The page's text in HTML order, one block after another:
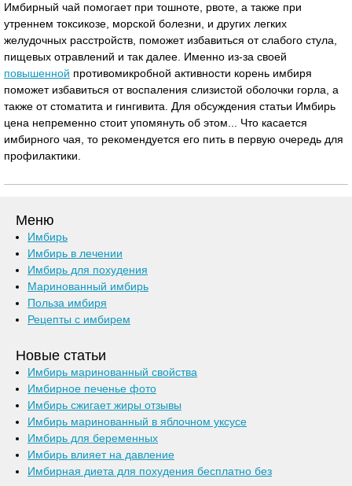
Имбирный чай помогает при тошноте, рвоте, а также при
утреннем токсикозе, морской болезни, и других легких
желудочных расстройств, поможет избавиться от слабого стула,
пищевых отравлений и так далее. Именно из-за своей
повышенной противомикробной активности корень имбиря
поможет избавиться от воспаления слизистой оболочки горла, а
также от стоматита и гингивита. Для обсуждения статьи Имбирь
цена непременно стоит упомянуть об этом... Что касается
имбирного чая, то рекомендуется его пить в первую очередь для
профилактики.
Меню
Имбирь
Имбирь в лечении
Имбирь для похудения
Маринованный имбирь
Польза имбиря
Рецепты с имбирем
Новые статьи
Имбирь маринованный свойства
Имбирное печенье фото
Имбирь сжигает жиры отзывы
Имбирь маринованный в яблочном уксусе
Имбирь для беременных
Имбирь влияет на давление
Имбирная диета для похудения бесплатно без